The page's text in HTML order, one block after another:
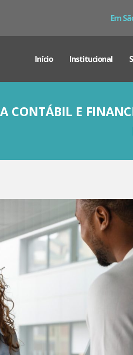
Em
Início Institucional
CONTÁBIL E